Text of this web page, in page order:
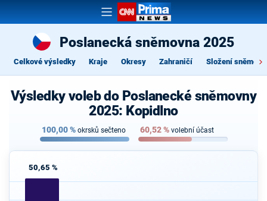
Poslanecká sněmovna 2025
Celkové výsledky Kraje Okresy Zahraničí Složení
Výsledky voleb do Poslanecké sněmovny
2025: Kopidlno
100,00% okrsků sečteno 60,52% volební účast
50,65 %